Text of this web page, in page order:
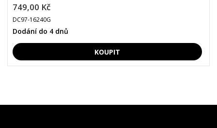
749,00 Kč
DC97-16240G
Dodání do 4 dnů